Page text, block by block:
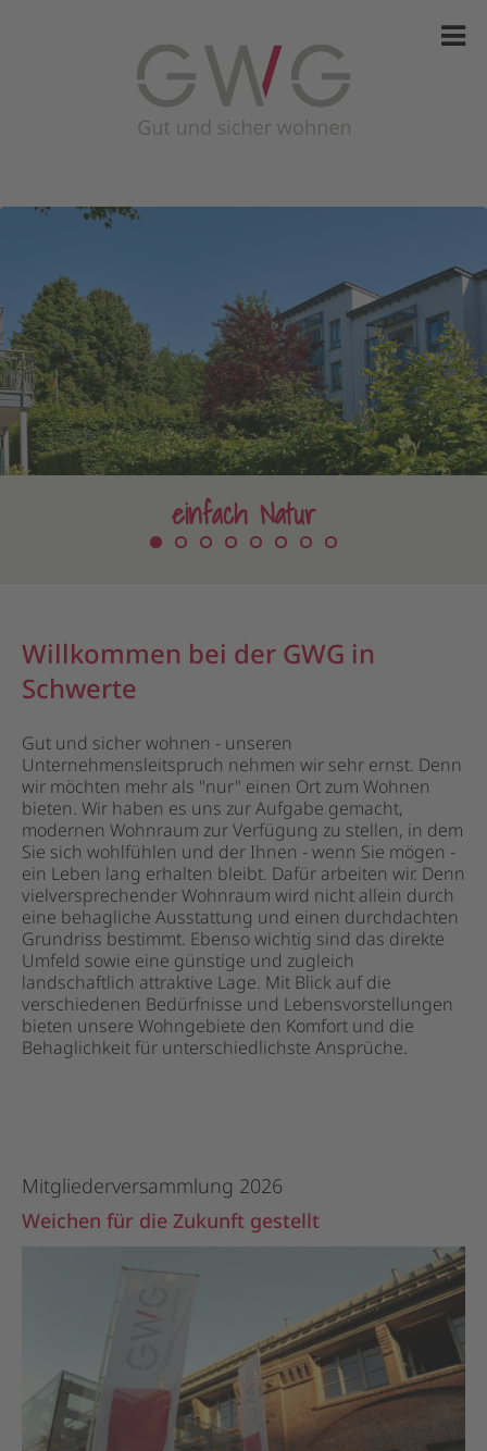
einfach Natur
Willkommen bei der GWG in
Schwerte
Gut und sicher wohnen - unseren
Unternehmensleitspruch nehmen wir sehr ernst. Denn
wir möchten mehr als "nur" einen Ort zum Wohnen
bieten. Wir haben es uns zur Aufgabe gemacht,
modernen Wohnraum zur Verfügung zu stellen, in dem
Sie sich wohlfühlen und der Ihnen - wenn Sie mögen -
ein Leben lang erhalten bleibt. Dafür arbeiten wir. Denn
vielversprechender Wohnraum wird nicht allein durch
eine behagliche Ausstattung und einen durchdachten
Grundriss bestimmt. Ebenso wichtig sind das direkte
Umfeld sowie eine günstige und zugleich
landschaftlich attraktive Lage. Mit Blick auf die
verschiedenen Bedürfnisse und Lebensvorstellungen
bieten unsere Wohngebiete den Komfort und die
Behaglichkeit für unterschiedlichste Ansprüche.
Mitgliederversammlung 2026
Weichen für die Zukunft gestellt